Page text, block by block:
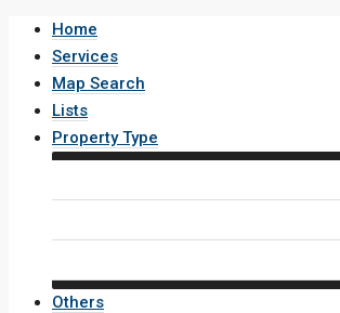
Home
Services
Map Search
Lists
Property Type
Others